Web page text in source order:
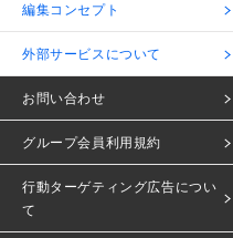
編集コンセプト
外部サービスについて
お問い合わせ
グループ会員利用規約
行動ターゲティング広告につい
て